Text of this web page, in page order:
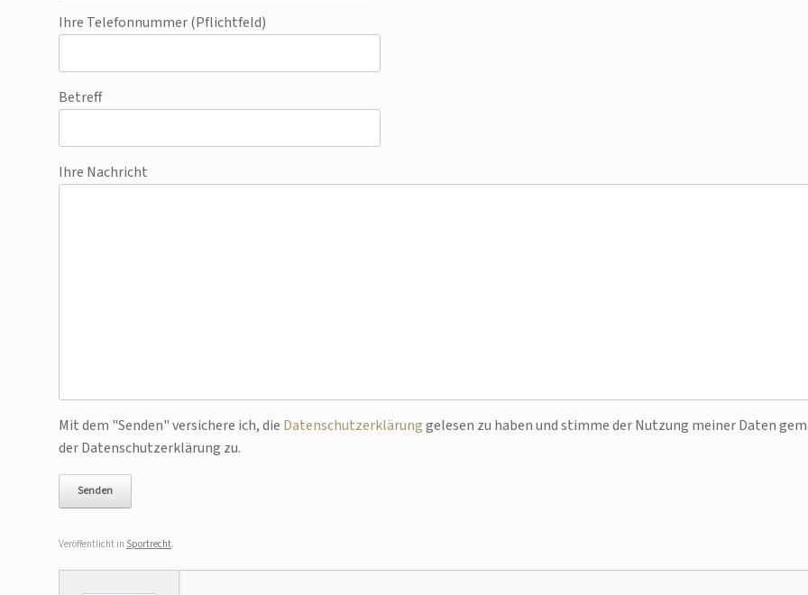
Ihre Telefonnummer (Pflichtfeld)
Betreff
Ihre Nachricht
Bitte lasse dieses Feld leer.
Mit dem "Senden" versichere ich, die Datenschutzerklärunggelesen zu haben und stimme der Nutzung meiner Daten
der Datenschutzerklärung zu.
Veröffentlicht in Sportrecht.